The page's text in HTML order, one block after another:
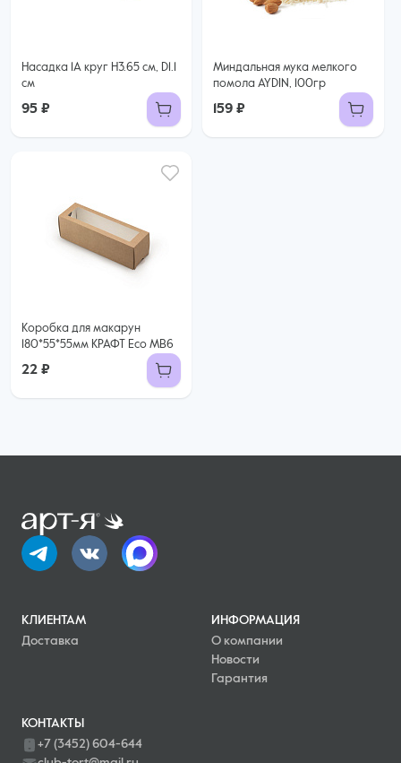
Насадка 1А круг H3.65 см, D1.1
см
95 ₽
Миндальная мука мелкого
помола AYDIN, 100гр
159 ₽
Коробка для макарун
180*55*55мм КРАФТ Eco MB6
22 ₽
КЛИЕНТАМ
Доставка
ИНФОРМАЦИЯ
О компании
Новости
Гарантия
КОНТАКТЫ
+7 (3452) 604-644